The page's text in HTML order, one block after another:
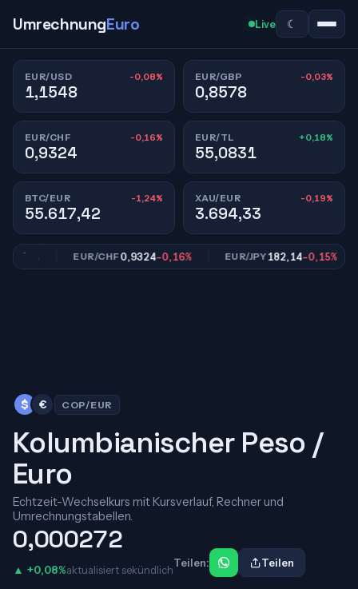
UmrechnungEuro Live ☾
EUR/USD -0,08%
1,1548
EUR/GBP -0,03%
0,8578
EUR/CHF -0,16%
0,9324
EUR/TL +0,18%
55,0831
BTC/EUR -1,24%
55.617,42
XAU/EUR -0,19%
3.694,33
EUR/CHF0,9324-0,16% EUR/JPY182,14-0,15%
$ € COP/EUR
Kolumbianischer Peso /
Euro
Echtzeit-Wechselkurs mit Kursverlauf, Rechner und
Umrechnungstabellen.
0,000272
▲ +0,08%aktualisiert sekündlich
Teilen: Teilen